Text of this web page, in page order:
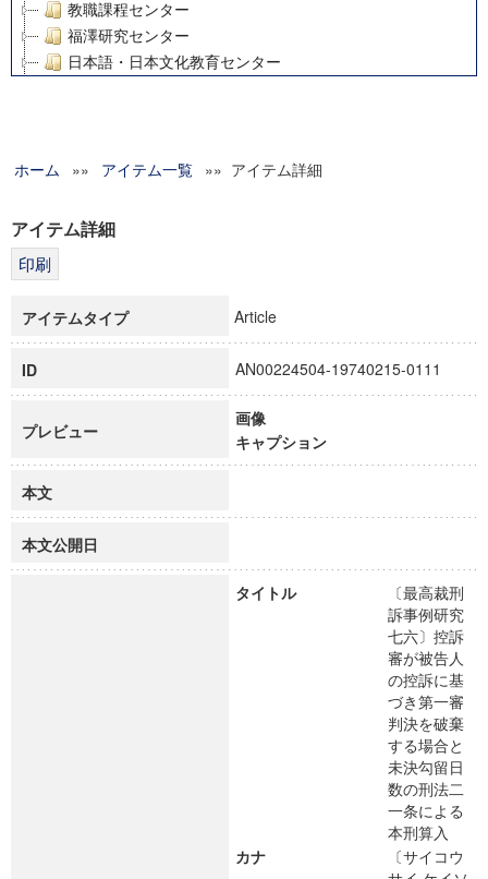
教職課程センター
福澤研究センター
日本語・日本文化教育センター
グローバルリサーチインスティテュート
科学研究費補助金研究成果報告書
博士課程教育リーディングプログラム「超成熟社会発展のサ
ホーム »» アイテム一覧 »» アイテム詳細
アイテム詳細
アイテムタイプ Article
ID AN00224504-19740215-0111
プレビュー
画像
キャプション
本文
本文公開日
タイトル
〔最高裁刑
訴事例研究
七六〕控訴
審が被告人
の控訴に基
づき第一審
判決を破棄
する場合と
未決勾留日
数の刑法二
一条による
本刑算入
カナ
〔サイコウ